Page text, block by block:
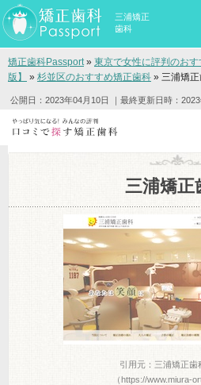
三浦矯正
歯科
矯正歯科Passport» 東京で女性に評判のお
版】
» 杉並区のおすすめ矯正歯科 » 三浦矯
公開日：2023年04月10日 ｜最終更新日時：
三浦矯正
引用元：三浦矯正歯
（https://www.miura-